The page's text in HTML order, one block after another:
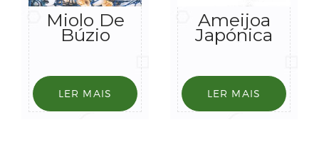
Miolo De
Búzio
LER MAIS
Ameijoa
Japónica
LER MAIS